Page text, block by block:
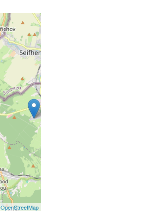
OpenStreetMap